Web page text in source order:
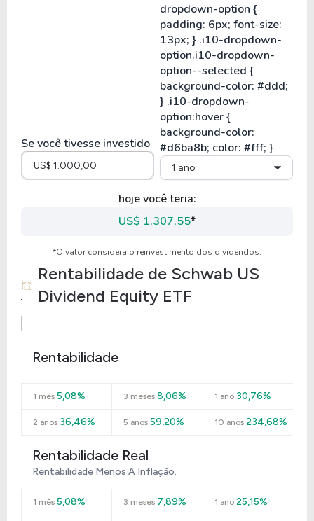
Se você tivesse investido
1 ano
hoje você teria:
US$ 1.307,55*
*O valor considera o reinvestimento dos dividendos.
Rentabilidade de Schwab US
Dividend Equity ETF
Rentabilidade
1 mês 5,08% 3 meses 8,06% 1 ano30,76%
2 anos 36,46% 5 anos 59,20% 10 anos234,68%
Rentabilidade Real
Rentabilidade Menos A Inflação.
1 mês 5,08% 3 meses 7,89% 1 ano25,15%